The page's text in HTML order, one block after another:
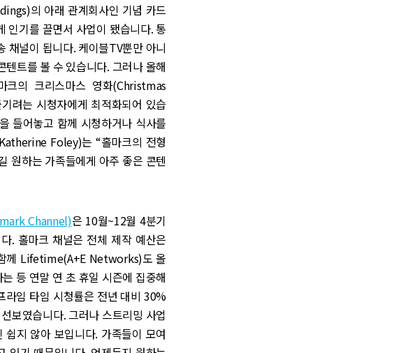
의 아래 관계회사인 기념 카드
인기를 끌면서 사업이 됐습니다. 통
채널이 됩니다. 케이블TV뿐만 아니
트를 볼 수 있습니다. 그러나 올해
크의 크리스마스 영화(Christmas
려는 시청자에게 최적화되어 있습
들어놓고 함께 시청하거나 식사를
Foley)는 “홀마크의 전형
원하는 가족들에게 아주 좋은 콘텐
Channel)은 10월~12월 4분기
. 홀마크 채널은 전체 제작 예산은
께 Lifetime(A+E Networks)도 올
등 연말 연 초 휴일 시즌에 집중해
임 타임 시청률은 전년 대비 30%
보였습니다. 그러나 스트리밍 사업
지 않아 보입니다. 가족들이 모여